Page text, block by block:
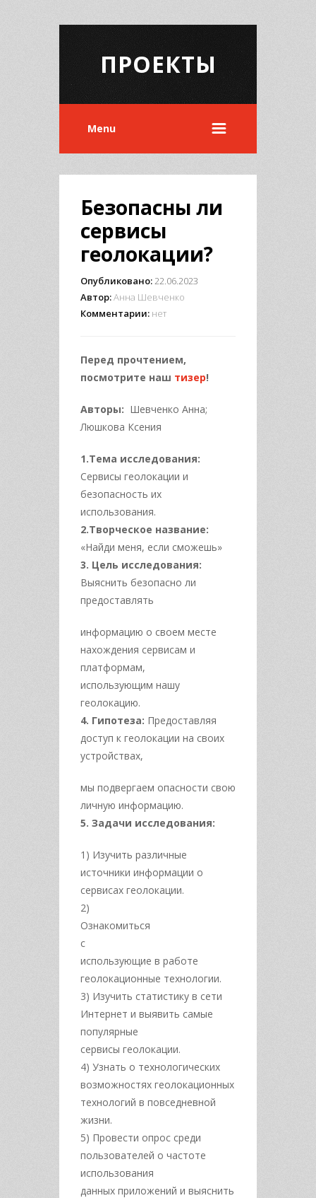
ПРОЕКТЫ
Menu
Безопасны ли
сервисы
геолокации?
Опубликовано:22.06.2023
Автор:Анна Шевченко
Комментарии: нет
Перед прочтением,
посмотрите наш тизер!
Авторы: Шевченко Анна;
Люшкова Ксения
1.Тема исследования:
Сервисы геолокации и
безопасность их
использования.
2.Творческое название:
«Найди меня, если сможешь»
3. Цель исследования:
Выяснить безопасно ли
предоставлять
информацию о своем месте
нахождения сервисам и
платформам,
использующим нашу
геолокацию.
4. Гипотеза: Предоставляя
доступ к геолокации на своих
устройствах,
мы подвергаем опасности свою
личную информацию.
5. Задачи исследования:
1) Изучить различные
источники информации о
сервисах геолокации.
2)
Ознакомиться
с
использующие в работе
геолокационные технологии.
3) Изучить статистику в сети
Интернет и выявить самые
популярные
сервисы геолокации.
4) Узнать о технологических
возможностях геолокационных
технологий в повседневной
жизни.
5) Провести опрос среди
пользователей о частоте
использования
данных приложений и выяснить